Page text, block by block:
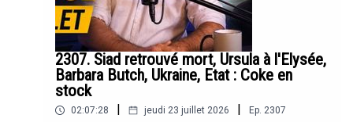
2307. Siad retrouvé mort, Ursula à l'Elysée,
Barbara Butch, Ukraine, Etat : Coke en
stock
02:07:28 | jeudi 23 juillet 2026 | Ep. 2307